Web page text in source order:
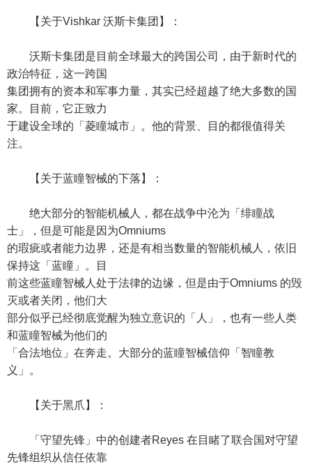
【关于Vishkar 沃斯卡集团】：
沃斯卡集团是目前全球最大的跨国公司，由于新时代的
政治特征，这一跨国
集团拥有的资本和军事力量，其实已经超越了绝大多数的国
家。目前，它正致力
于建设全球的「菱瞳城市」。他的背景、目的都很值得关
注。
【关于蓝瞳智械的下落】：
绝大部分的智能机械人，都在战争中沦为「绯瞳战
士」，但是可能是因为Omniums
的瑕疵或者能力边界，还是有相当数量的智能机械人，依旧
保持这「蓝瞳」。目
前这些蓝瞳智械人处于法律的边缘，但是由于Omniums 的毁
灭或者关闭，他们大
部分似乎已经彻底觉醒为独立意识的「人」，也有一些人类
和蓝瞳智械为他们的
「合法地位」在奔走。大部分的蓝瞳智械信仰「智瞳教
义」。
【关于黑爪】：
「守望先锋」中的创建者Reyes 在目睹了联合国对守望
先锋组织从信任依靠